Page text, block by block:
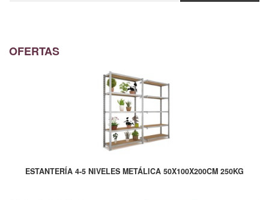
OFERTAS
ESTANTERÍA 4-5 NIVELES METÁLICA 50X100X200CM 250KG